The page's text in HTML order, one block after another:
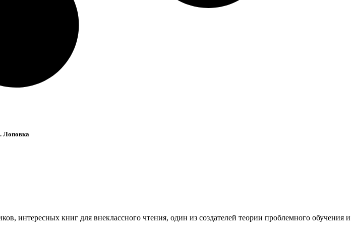
Лоповка
интересных книг для внеклассного чтения, один из создателей теории проблемного обучения и